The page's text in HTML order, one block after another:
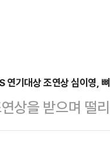
기대상 조연상 심이영,
상을 받으며 떨
타워에서 열린